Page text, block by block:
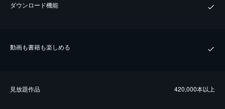
ダウンロード機能
動画も書籍も楽しめる
⾒放題作品 420,000本以上